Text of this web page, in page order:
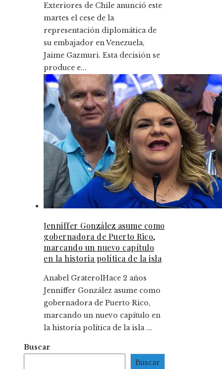
Exteriores de Chile anunció este
martes el cese de la
representación diplomática de
su embajador en Venezuela,
Jaime Gazmuri. Esta decisión se
produce e...
Jenniffer González asume como
gobernadora de Puerto Rico,
marcando un nuevo capítulo
en la historia política de la isla
Anabel GraterolHace 2 años
Jenniffer González asume como
gobernadora de Puerto Rico,
marcando un nuevo capítulo en
la historia política de la isla ...
Buscar
Buscar